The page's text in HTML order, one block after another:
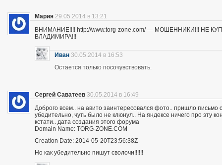
Мария 29.05.2014 в 13:21
ВНИМАНИЕ!!!! http://www.torg-zone.com/ — МОШЕННИКИ!!! НЕ
ВЛАДИМИРА!!!
Иван 30.05.2014 в 16:53
Остается только посочувствовать.
Сергей Саватеев 30.05.2014 в 16:49
Доброго всем.. на авито заинтересовался фото.. пришло
убедительно, чуть было не клюнул.. На яндексе ничего про
кстати.. дата создания этого форума
Domain Name: TORG-ZONE.COM
Creation Date: 2014-05-20T23:56:38Z
Но как убедительно пишут сволочи!!!!!!